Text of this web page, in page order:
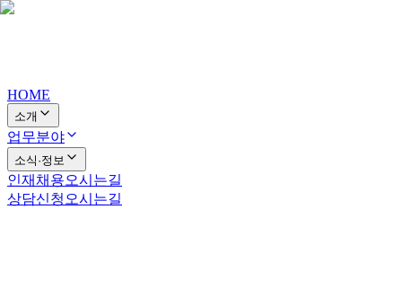
HOME
소개
업무분야
소식·정보
인재채용오시는길
상담신청 오시는길